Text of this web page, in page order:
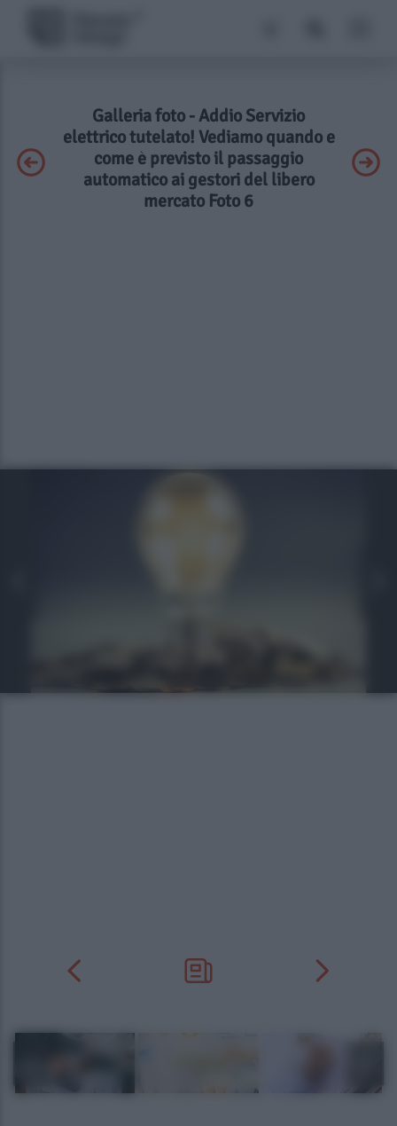
Galleria foto - Addio Servizio
elettrico tutelato! Vediamo quando e
come è previsto il passaggio
automatico ai gestori del libero
mercato Foto 6